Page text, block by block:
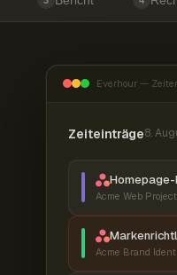
Everhour —
Zeiteinträge8.
Acme Web Project
Acme Brand